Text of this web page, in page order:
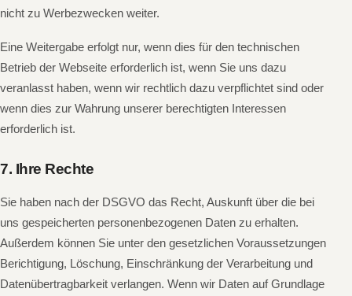
nicht zu Werbezwecken weiter.
Eine Weitergabe erfolgt nur, wenn dies für den technischen
Betrieb der Webseite erforderlich ist, wenn Sie uns dazu
veranlasst haben, wenn wir rechtlich dazu verpflichtet sind oder
wenn dies zur Wahrung unserer berechtigten Interessen
erforderlich ist.
7. Ihre Rechte
Sie haben nach der DSGVO das Recht, Auskunft über die bei
uns gespeicherten personenbezogenen Daten zu erhalten.
Außerdem können Sie unter den gesetzlichen Voraussetzungen
Berichtigung, Löschung, Einschränkung der Verarbeitung und
Datenübertragbarkeit verlangen. Wenn wir Daten auf Grundlage